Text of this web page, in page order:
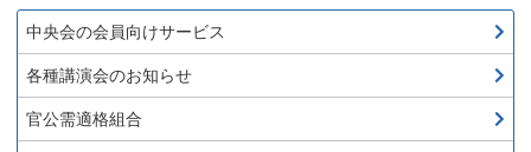
中央会の会員向けサービス
各種講演会のお知らせ
官公需適格組合